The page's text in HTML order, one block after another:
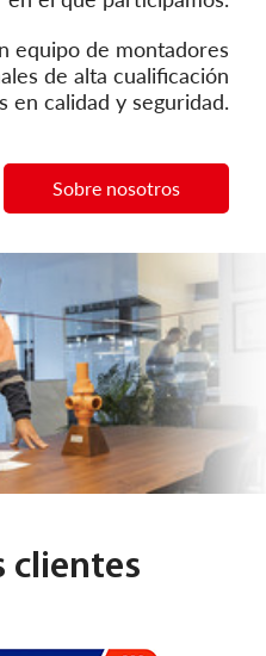
equipo de montadores
de alta cualificación
en calidad y seguridad.
Sobre nosotros
clientes